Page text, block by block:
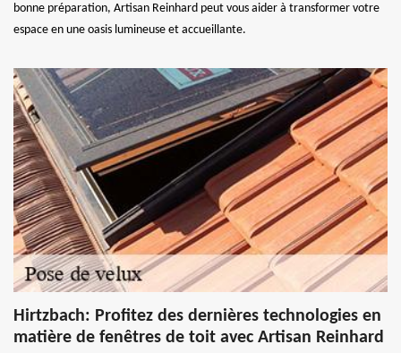
bonne préparation, Artisan Reinhard peut vous aider à transformer votre
espace en une oasis lumineuse et accueillante.
Hirtzbach: Profitez des dernières technologies en
matière de fenêtres de toit avec Artisan Reinhard